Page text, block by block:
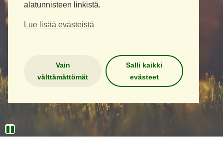
alatunnisteen linkistä.
Lue lisää evästeistä
Vain
välttämättömät
Salli kaikki
evästeet